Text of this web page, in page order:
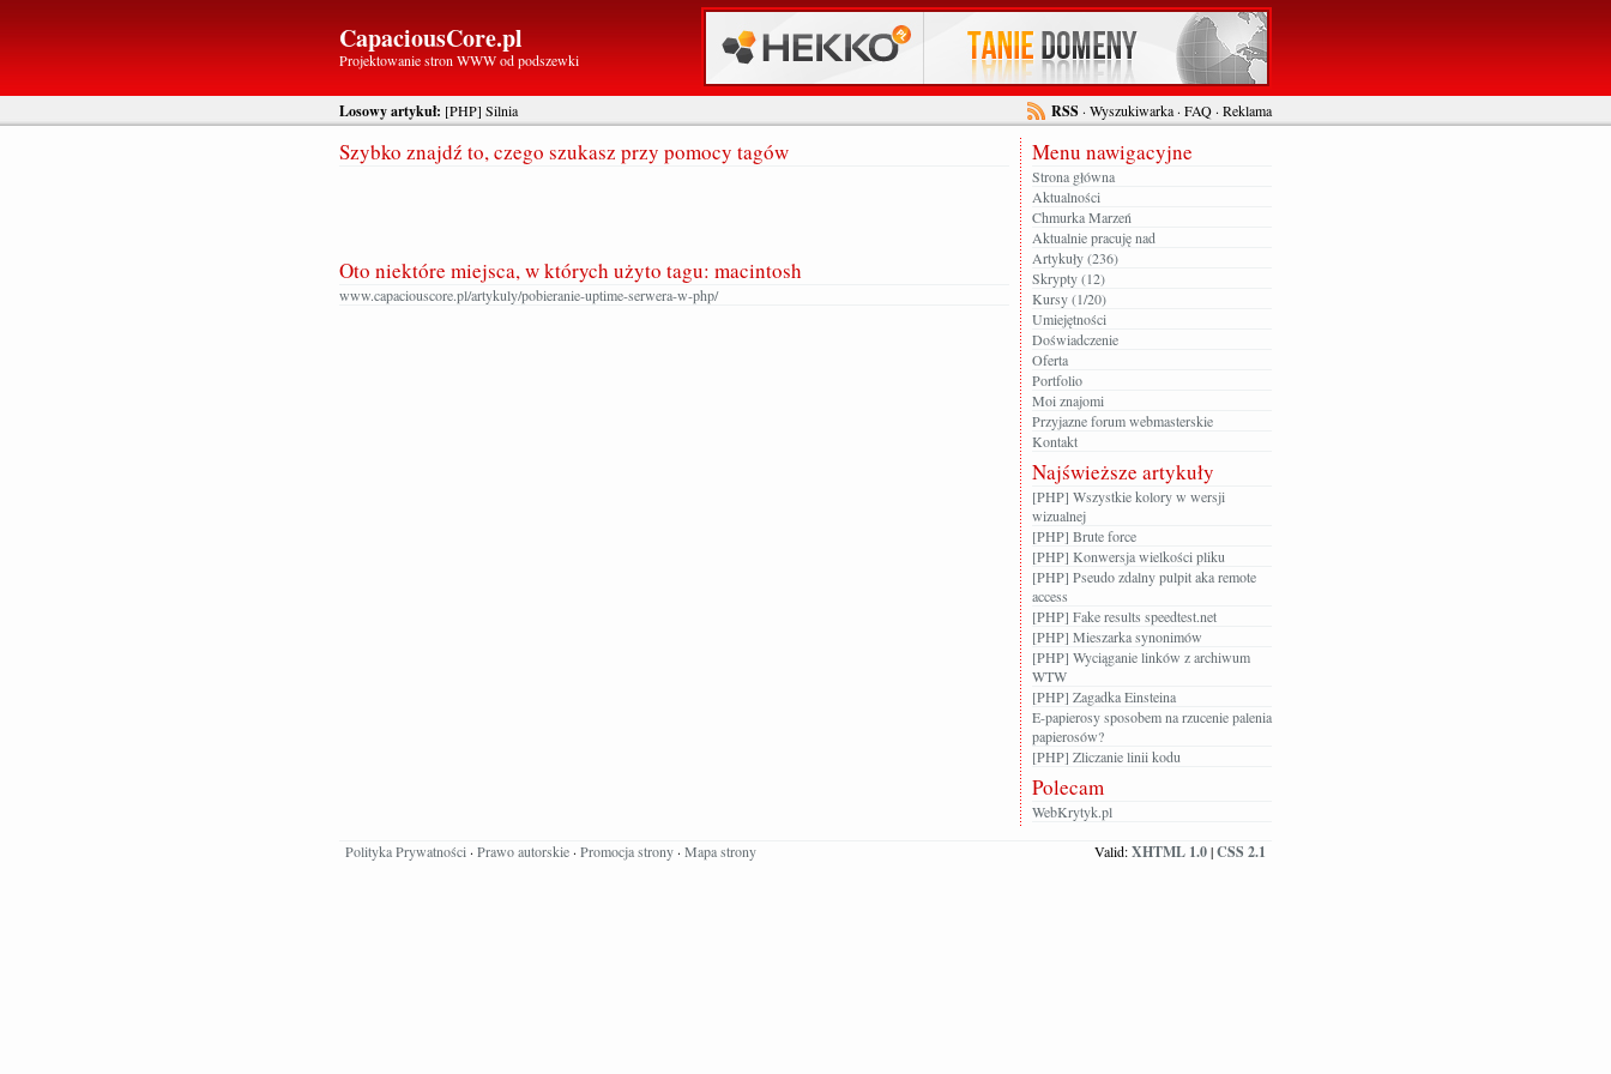
CapaciousCore.pl
Projektowanie stron WWW od podszewki
Losowy artykuł: [PHP] Silnia RSS · Wyszukiwarka · FAQ · Reklama
Szybko znajdź to, czego szukasz przy pomocy tagów
Oto niektóre miejsca, w których użyto tagu: macintosh
www.capaciouscore.pl/artykuly/pobieranie-uptime-serwera-w-php/
Menu nawigacyjne
Strona główna
Aktualności
Chmurka Marzeń
Aktualnie pracuję nad
Artykuły (236)
Skrypty (12)
Kursy (1/20)
Umiejętności
Doświadczenie
Oferta
Portfolio
Moi znajomi
Przyjazne forum webmasterskie
Kontakt
Najświeższe artykuły
[PHP] Wszystkie kolory w wersji
wizualnej
[PHP] Brute force
[PHP] Konwersja wielkości pliku
[PHP] Pseudo zdalny pulpit aka remote
access
[PHP] Fake results speedtest.net
[PHP] Mieszarka synonimów
[PHP] Wyciąganie linków z archiwum
WTW
[PHP] Zagadka Einsteina
E-papierosy sposobem na rzucenie palenia
papierosów?
[PHP] Zliczanie linii kodu
Polecam
WebKrytyk.pl
Polityka Prywatności · Prawo autorskie · Promocja strony · Mapa strony Valid:XHTML 1.0|CSS 2.1